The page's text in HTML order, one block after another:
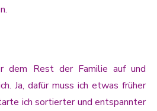
dem Rest der Familie auf und
Ja, dafür muss ich etwas früher
ich sortierter und entspannter